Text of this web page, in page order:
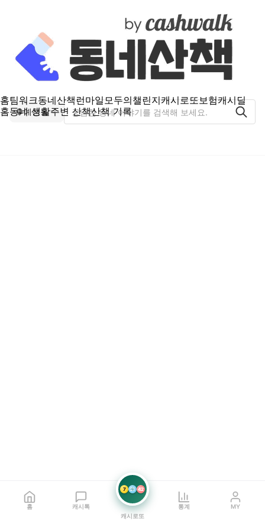
홈팀워크동네산책런마일모두의챌린지캐시로또보험캐시딜
홈동네 생활주변 산책산책 기록
예천동
홈 캐시톡
7 21 42
캐시로또
통계 MY